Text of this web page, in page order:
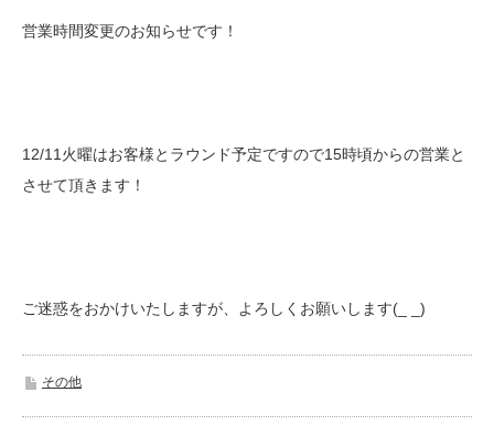
営業時間変更のお知らせです！
12/11火曜はお客様とラウンド予定ですので15時頃からの営業と
させて頂きます！
ご迷惑をおかけいたしますが、よろしくお願いします(_ _)
その他